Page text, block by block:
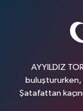
AYYILDIZ
Şatafattan